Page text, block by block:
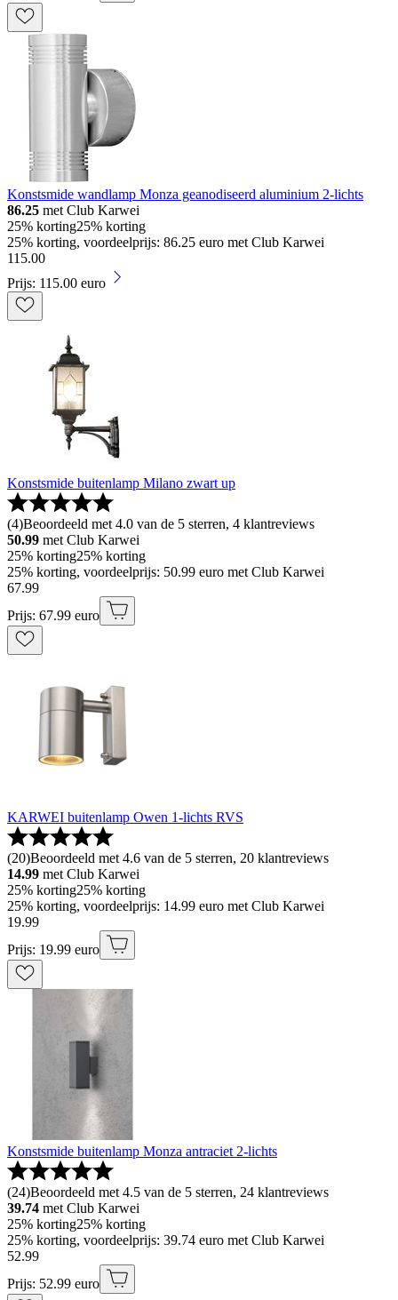
Konstsmide wandlamp Monza geanodiseerd aluminium 2-lichts
86.25 met Club Karwei
25% korting25% korting
25% korting, voordeelprijs: 86.25 euro met Club Karwei
115.00
Prijs: 115.00 euro
Konstsmide buitenlamp Milano zwart up
(4)Beoordeeld met 4.0 van de 5 sterren, 4 klantreviews
50.99 met Club Karwei
25% korting25% korting
25% korting, voordeelprijs: 50.99 euro met Club Karwei
67.99
Prijs: 67.99 euro
KARWEI buitenlamp Owen 1-lichts RVS
(20)Beoordeeld met 4.6 van de 5 sterren, 20 klantreviews
14.99 met Club Karwei
25% korting25% korting
25% korting, voordeelprijs: 14.99 euro met Club Karwei
19.99
Prijs: 19.99 euro
Konstsmide buitenlamp Monza antraciet 2-lichts
(24)Beoordeeld met 4.5 van de 5 sterren, 24 klantreviews
39.74 met Club Karwei
25% korting25% korting
25% korting, voordeelprijs: 39.74 euro met Club Karwei
52.99
Prijs: 52.99 euro